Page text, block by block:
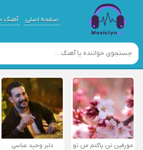
صفحه اصلی آهنگ
مورفین تن پاکتم من تو
دلبر وحید عباسی